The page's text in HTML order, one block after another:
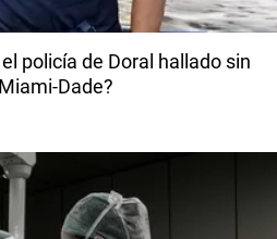
policía de Doral hallado sin
Dade?